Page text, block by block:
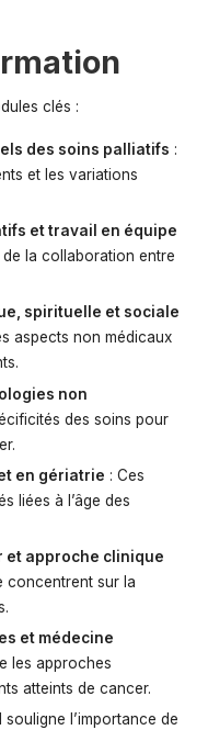
clés :
des soins palliatifs :
et les variations
et travail en équipe
de la collaboration entre
spirituelle et sociale
aspects non médicaux
non
des soins pour
en gériatrie : Ces
liées à l’âge des
et approche clinique
concentrent sur la
et médecine
les approches
atteints de cancer.
souligne l’importance de